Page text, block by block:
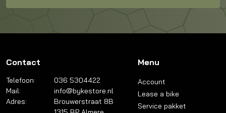
Contact
Telefoon:
036 5304422
Mail:
info@bykestore.nl
Adres:
Brouwerstraat 8B
Menu
Account
Lease a bike
Service pakket